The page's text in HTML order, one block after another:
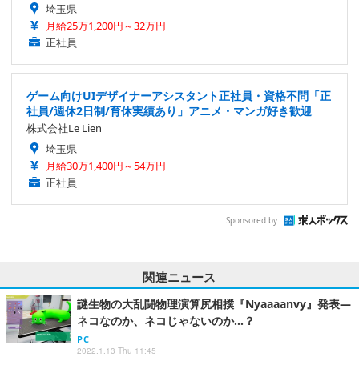
埼玉県
月給25万1,200円～32万円
正社員
ゲーム向けUIデザイナーアシスタント正社員・資格不問「正
社員/週休2日制/育休実績あり」アニメ・マンガ好き歓迎
株式会社Le Lien
埼玉県
月給30万1,400円～54万円
正社員
Sponsored by
関連ニュース
謎生物の大乱闘物理演算尻相撲『Nyaaaanvy』発表―
ネコなのか、ネコじゃないのか…？
PC
2022.1.13 Thu 11:45